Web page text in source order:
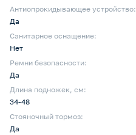
Антиопрокидывающее устройство:
Да
Санитарное оснащение:
Нет
Ремни безопасности:
Да
Длина подножек, см:
34-48
Стояночный тормоз:
Да